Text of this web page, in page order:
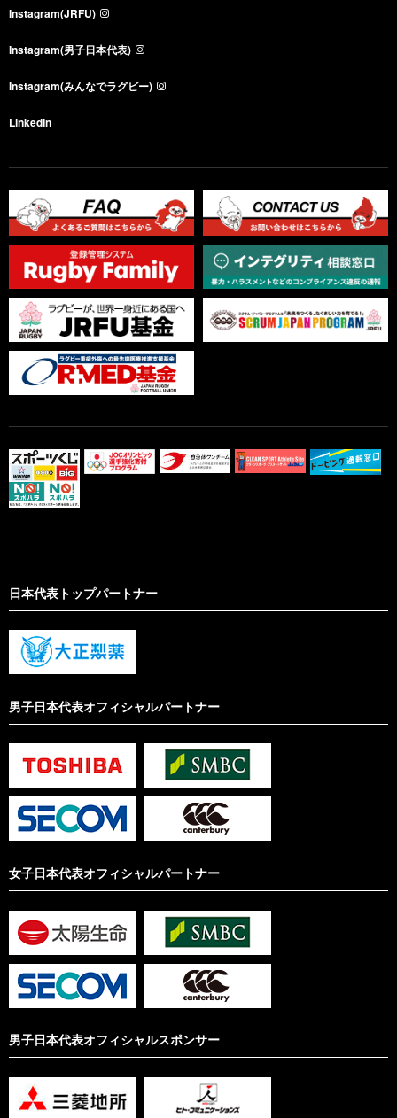
Instagram(JRFU)
Instagram(男子日本代表)
Instagram(みんなでラグビー)
LinkedIn
日本代表トップパートナー
男子日本代表オフィシャルパートナー
女子日本代表オフィシャルパートナー
男子日本代表オフィシャルスポンサー